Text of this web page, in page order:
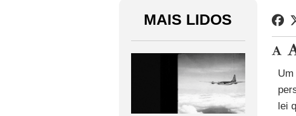
MAIS LIDOS
lei